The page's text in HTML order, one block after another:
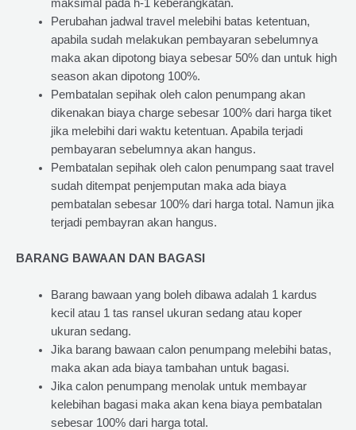
maksimal pada h-1 keberangkatan.
Perubahan jadwal travel melebihi batas ketentuan,
apabila sudah melakukan pembayaran sebelumnya
maka akan dipotong biaya sebesar 50% dan untuk high
season akan dipotong 100%.
Pembatalan sepihak oleh calon penumpang akan
dikenakan biaya charge sebesar 100% dari harga tiket
jika melebihi dari waktu ketentuan. Apabila terjadi
pembayaran sebelumnya akan hangus.
Pembatalan sepihak oleh calon penumpang saat travel
sudah ditempat penjemputan maka ada biaya
pembatalan sebesar 100% dari harga total. Namun jika
terjadi pembayran akan hangus.
BARANG BAWAAN DAN BAGASI
Barang bawaan yang boleh dibawa adalah 1 kardus
kecil atau 1 tas ransel ukuran sedang atau koper
ukuran sedang.
Jika barang bawaan calon penumpang melebihi batas,
maka akan ada biaya tambahan untuk bagasi.
Jika calon penumpang menolak untuk membayar
kelebihan bagasi maka akan kena biaya pembatalan
sebesar 100% dari harga total.